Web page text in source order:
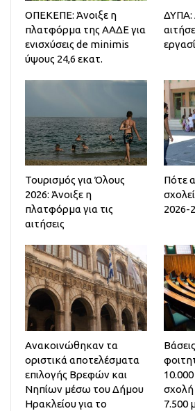
ΟΠΕΚΕΠΕ: Άνοιξε η
πλατφόρμα της ΑΑΔΕ για
ενισχύσεις de minimis
ύψους 24,6 εκατ.
ΔΥΠΑ:
Τουρισμός για Όλους
2026: Άνοιξε η
πλατφόρμα για τις
αιτήσεις
Πότε
2026-
Ανακοινώθηκαν τα
οριστικά αποτελέσματα
επιλογής Βρεφών και
Νηπίων μέσω του Δήμου
Ηρακλείου για το
σχολή
7.500